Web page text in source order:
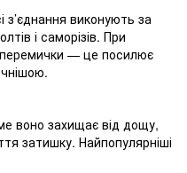
з’єднання виконують за
і саморізів. При
перемички — це посилює
воно захищає від дощу,
затишку. Найпопулярніші